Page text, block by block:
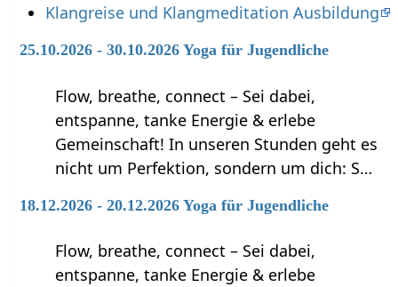
Klangreise und Klangmeditation Ausbildung
25.10.2026 - 30.10.2026 Yoga für Jugendliche
Flow, breathe, connect – Sei dabei,
entspanne, tanke Energie & erlebe
Gemeinschaft! In unseren Stunden geht es
nicht um Perfektion, sondern um dich: S…
18.12.2026 - 20.12.2026 Yoga für Jugendliche
Flow, breathe, connect – Sei dabei,
entspanne, tanke Energie & erlebe